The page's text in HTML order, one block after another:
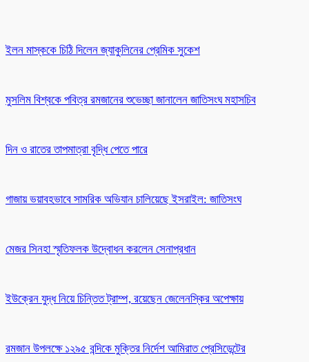
ইলন মাস্ককে চিঠি দিলেন জ্যাকুলিনের প্রেমিক সুকেশ
মুসলিম বিশ্বকে পবিত্র রমজানের শুভেচ্ছা জানালেন জাতিসংঘ মহাসচিব
দিন ও রাতের তাপমাত্রা বৃদ্ধি পেতে পারে
গাজায় ভয়াবহভাবে সামরিক অভিযান চালিয়েছে ইসরাইল: জাতিসংঘ
মেজর সিনহা স্মৃতিফলক উদ্বোধন করলেন সেনাপ্রধান
ইউক্রেন যুদ্ধ নিয়ে চিন্তিত ট্রাম্প, রয়েছেন জেলেনস্কির অপেক্ষায়
রমজান উপলক্ষে ১২৯৫ বন্দিকে মুক্তির নির্দেশ আমিরাত প্রেসিডেন্টের